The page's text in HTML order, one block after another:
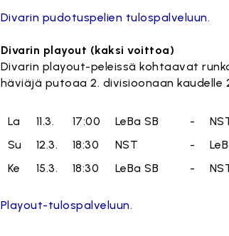
Divarin pudotuspelien tulospalveluun.
Divarin playout (kaksi voittoa)
Divarin playout-peleissä kohtaavat
häviäjä putoaa 2. divisioonaan kaudelle
La 11.3. 17:00 LeBa SB -
Su
12.3. 18:30 NST -
Ke
15.3. 18:30 LeBa SB -
Playout-tulospalveluun.